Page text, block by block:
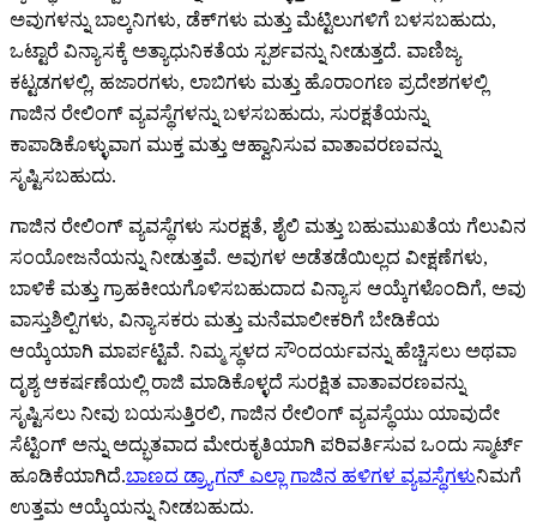
ಅವುಗಳನ್ನು ಬಾಲ್ಕನಿಗಳು, ಡೆಕ್‌ಗಳು ಮತ್ತು ಮೆಟ್ಟಿಲುಗಳಿಗೆ ಬಳಸಬಹುದು,
ಒಟ್ಟಾರೆ ವಿನ್ಯಾಸಕ್ಕೆ ಅತ್ಯಾಧುನಿಕತೆಯ ಸ್ಪರ್ಶವನ್ನು ನೀಡುತ್ತದೆ. ವಾಣಿಜ್ಯ
ಕಟ್ಟಡಗಳಲ್ಲಿ, ಹಜಾರಗಳು, ಲಾಬಿಗಳು ಮತ್ತು ಹೊರಾಂಗಣ ಪ್ರದೇಶಗಳಲ್ಲಿ
ಗಾಜಿನ ರೇಲಿಂಗ್ ವ್ಯವಸ್ಥೆಗಳನ್ನು ಬಳಸಬಹುದು, ಸುರಕ್ಷತೆಯನ್ನು
ಕಾಪಾಡಿಕೊಳ್ಳುವಾಗ ಮುಕ್ತ ಮತ್ತು ಆಹ್ವಾನಿಸುವ ವಾತಾವರಣವನ್ನು
ಸೃಷ್ಟಿಸಬಹುದು.
ಗಾಜಿನ ರೇಲಿಂಗ್ ವ್ಯವಸ್ಥೆಗಳು ಸುರಕ್ಷತೆ, ಶೈಲಿ ಮತ್ತು ಬಹುಮುಖತೆಯ ಗೆಲುವಿನ
ಸಂಯೋಜನೆಯನ್ನು ನೀಡುತ್ತವೆ. ಅವುಗಳ ಅಡೆತಡೆಯಿಲ್ಲದ ವೀಕ್ಷಣೆಗಳು,
ಬಾಳಿಕೆ ಮತ್ತು ಗ್ರಾಹಕೀಯಗೊಳಿಸಬಹುದಾದ ವಿನ್ಯಾಸ ಆಯ್ಕೆಗಳೊಂದಿಗೆ, ಅವು
ವಾಸ್ತುಶಿಲ್ಪಿಗಳು, ವಿನ್ಯಾಸಕರು ಮತ್ತು ಮನೆಮಾಲೀಕರಿಗೆ ಬೇಡಿಕೆಯ
ಆಯ್ಕೆಯಾಗಿ ಮಾರ್ಪಟ್ಟಿವೆ. ನಿಮ್ಮ ಸ್ಥಳದ ಸೌಂದರ್ಯವನ್ನು ಹೆಚ್ಚಿಸಲು ಅಥವಾ
ದೃಶ್ಯ ಆಕರ್ಷಣೆಯಲ್ಲಿ ರಾಜಿ ಮಾಡಿಕೊಳ್ಳದೆ ಸುರಕ್ಷಿತ ವಾತಾವರಣವನ್ನು
ಸೃಷ್ಟಿಸಲು ನೀವು ಬಯಸುತ್ತಿರಲಿ, ಗಾಜಿನ ರೇಲಿಂಗ್ ವ್ಯವಸ್ಥೆಯು ಯಾವುದೇ
ಸೆಟ್ಟಿಂಗ್ ಅನ್ನು ಅದ್ಭುತವಾದ ಮೇರುಕೃತಿಯಾಗಿ ಪರಿವರ್ತಿಸುವ ಒಂದು ಸ್ಮಾರ್ಟ್
ಹೂಡಿಕೆಯಾಗಿದೆ.ಬಾಣದ ಡ್ರ್ಯಾಗನ್ ಎಲ್ಲಾ ಗಾಜಿನ ಹಳಿಗಳ ವ್ಯವಸ್ಥೆಗಳುನಿಮಗೆ
ಉತ್ತಮ ಆಯ್ಕೆಯನ್ನು ನೀಡಬಹುದು.